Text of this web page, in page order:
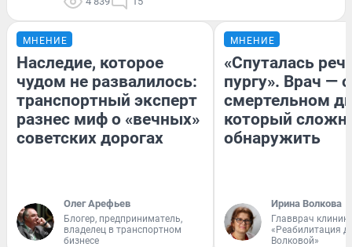
МНЕНИЕ
Наследие, которое
чудом не развалилось:
транспортный эксперт
разнес миф о «вечных»
советских дорогах
Олег Арефьев
Блогер, предприниматель,
владелец в транспортном
бизнесе
МНЕНИЕ
«Спуталась
пургу». Врач — о
смертельном
который
обнаружить
Ирина Волкова
Главврач
«Реабилитация
Волковой»